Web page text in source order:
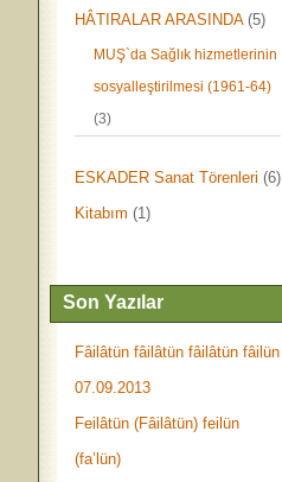
HÂTIRALAR ARASINDA(5)
MUŞ`da Sağlık hizmetlerinin
sosyalleştirilmesi (1961-64)
(3)
ESKADER Sanat Törenleri (6)
Kitabım (1)
Son Yazılar
Fâilâtün fâilâtün fâilâtün fâilün
07.09.2013
Feilâtün (Fâilâtün) feilün
(fa’lün)